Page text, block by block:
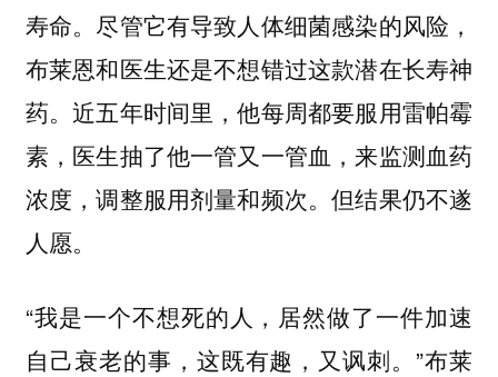
寿命。尽管它有导致人体细菌感染的风险，
布莱恩和医生还是不想错过这款潜在长寿神
药。近五年时间里，他每周都要服用雷帕霉
素，医生抽了他一管又一管血，来监测血药
浓度，调整服用剂量和频次。但结果仍不遂
人愿。
“我是一个不想死的人，居然做了一件加速
自己衰老的事，这既有趣，又讽刺。”布莱